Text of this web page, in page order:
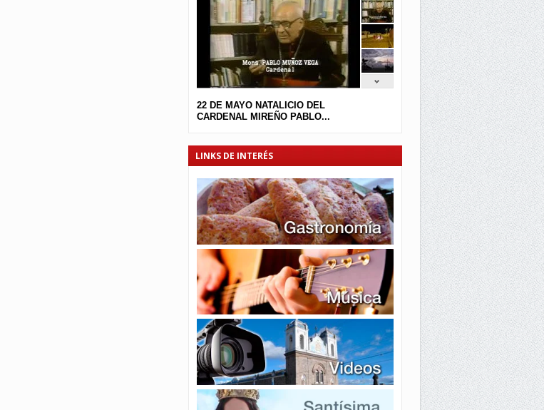
22 DE MAYO NATALICIO DEL
CARDENAL MIREÑO PABLO...
LINKS DE INTERÉS